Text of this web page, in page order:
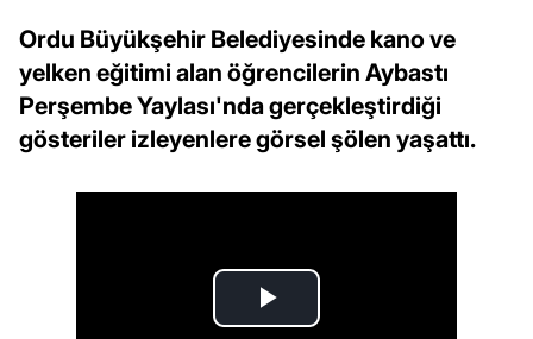
Ordu Büyükşehir Belediyesinde kano ve
yelken eğitimi alan öğrencilerin Aybastı
Perşembe Yaylası'nda gerçekleştirdiği
gösteriler izleyenlere görsel şölen yaşattı.